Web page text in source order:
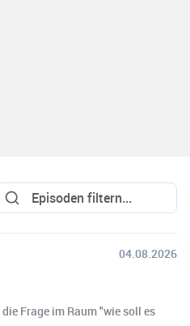
04.08.2026
Frage im Raum "wie soll es